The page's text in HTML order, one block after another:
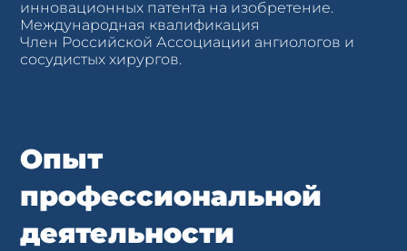
инновационных патента на изобретение.
Международная квалификация
Член Российской Ассоциации ангиологов и
сосудистых хирургов.
Опыт
профессиональной
деятельности